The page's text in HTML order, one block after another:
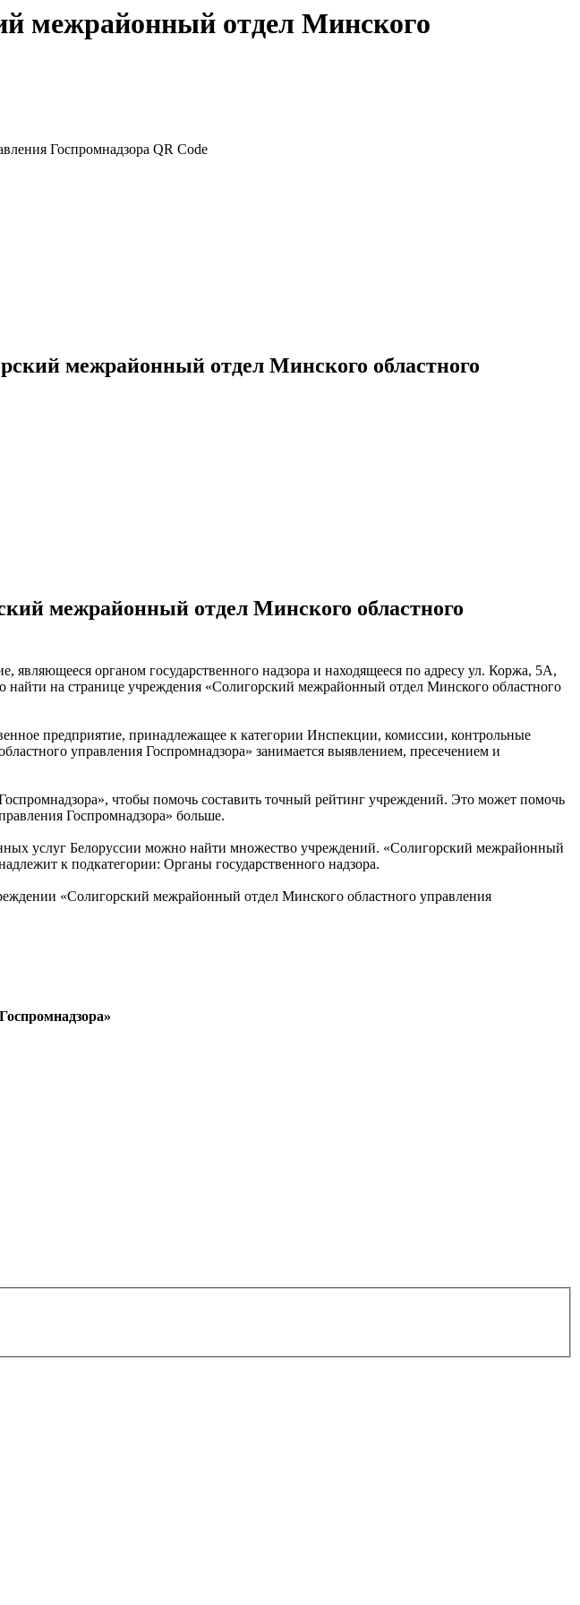
межрайонный отдел Минского
межрайонный отдел Минского областного
межрайонный отдел Минского областного
органом государственного надзора и находящееся по адресу ул. Коржа, 5А,
на странице учреждения «Солигорский межрайонный отдел Минского областного
предприятие, принадлежащее к категории Инспекции, комиссии, контрольные
управления Госпромнадзора» занимается выявлением, пресечением и
чтобы помочь составить точный рейтинг учреждений. Это может помочь
Госпромнадзора» больше.
услуг Белоруссии можно найти множество учреждений. «Солигорский межрайонный
к подкатегории: Органы государственного надзора.
«Солигорский межрайонный отдел Минского областного управления